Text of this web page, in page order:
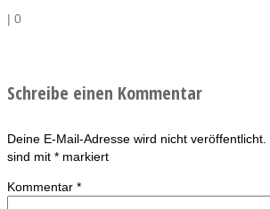
| 0
Schreibe einen Kommentar
Deine E-Mail-Adresse wird nicht veröffentlicht.
sind mit * markiert
Kommentar *